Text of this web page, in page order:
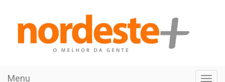
Menu